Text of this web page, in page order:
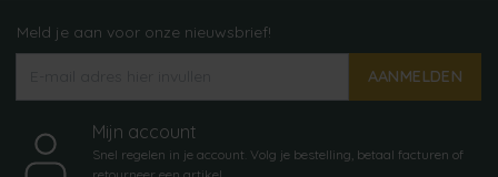
Meld je aan voor onze nieuwsbrief!
AANMELDEN
Mijn account
Snel regelen in je account. Volg je bestelling, betaal facturen of